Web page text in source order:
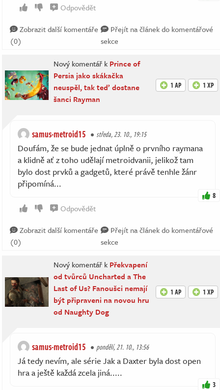
Odpovědět
Zobrazit další komentáře
(0)
Přejít na článek do komentářové
sekce
Nový komentář k Prince of
Persia jako skákačka
neuspěl, tak teď dostane
šanci Rayman
1 AP 1 XP
samus-metroid15 středa, 23. 10., 19:15
Doufám, že se bude jednat úplně o prvního raymana
a klidně ať z toho udělají metroidvanii, jelikož tam
bylo dost prvků a gadgetů, které právě tenhle žánr
připomíná...
8
Odpovědět
Zobrazit další komentáře
(0)
Přejít na článek do komentářové
sekce
Nový komentář k Překvapení
od tvůrců Uncharted a The
Last of Us? Fanoušci nemají
být připraveni na novou hru
od Naughty Dog
1 AP 1 XP
samus-metroid15 pondělí, 21. 10., 13:56
Já tedy nevím, ale série Jak a Daxter byla dost open
hra a ještě každá zcela jiná.....
3